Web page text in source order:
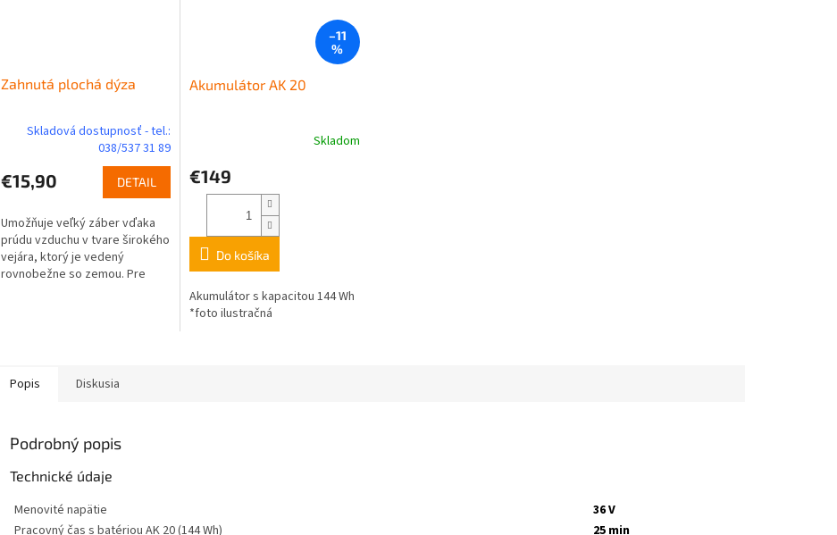
Zahnutá plochá dýza
Skladová dostupnosť - tel.:
038/537 31 89
€15,90 DETAIL
Umožňuje veľký záber vďaka
prúdu vzduchu v tvare širokého
vejára, ktorý je vedený
rovnobežne so zemou. Pre
–11
%
Akumulátor AK 20
Skladom
€149
Do košíka
Akumulátor s kapacitou 144 Wh
*foto ilustračná
Popis Diskusia
Podrobný popis
Technické údaje
Menovité napätie
36 V
Pracovný čas s batériou AK 20 (144 Wh)
25 min